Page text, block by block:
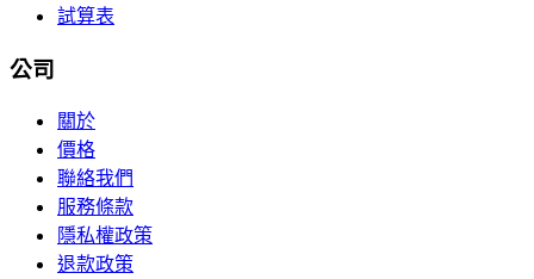
試算表
公司
關於
價格
聯絡我們
服務條款
隱私權政策
退款政策